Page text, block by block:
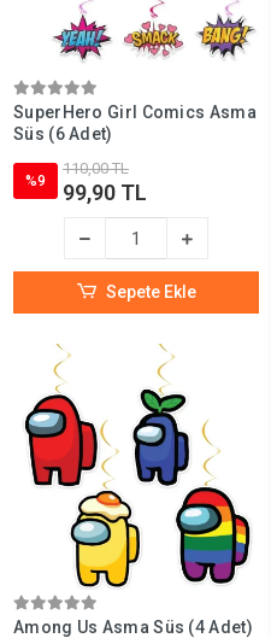
SuperHero Girl Comics Asma
Süs (6 Adet)
%9
110,00 TL
99,90 TL
Sepete Ekle
Among Us Asma Süs (4 Adet)